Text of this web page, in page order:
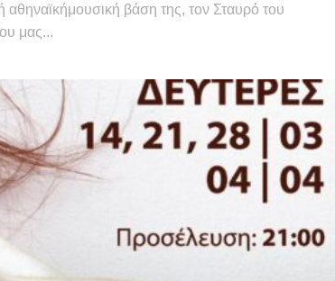
αθηναϊκήμουσική βάση της, τον Σταυρό του
μας...